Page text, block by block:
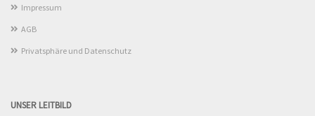
Impressum
AGB
Privatsphäre und Datenschutz
UNSER LEITBILD